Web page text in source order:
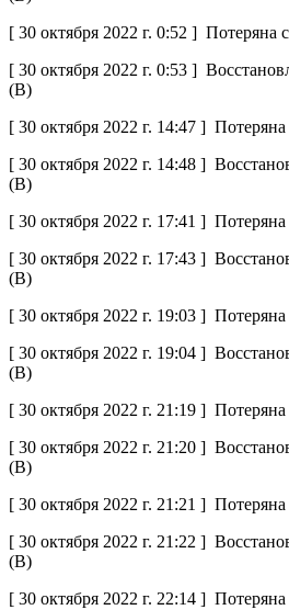
[ 30 октября 2022 г. 0:52 ] Потеряна
[ 30 октября 2022 г. 0:53 ]
(B)
[ 30 октября 2022 г. 14:47 ]
[ 30 октября 2022 г. 14:48 ]
(B)
[ 30 октября 2022 г. 17:41 ]
[ 30 октября 2022 г. 17:43 ]
(B)
[ 30 октября 2022 г. 19:03 ]
[ 30 октября 2022 г. 19:04 ]
(B)
[ 30 октября 2022 г. 21:19 ]
[ 30 октября 2022 г. 21:20 ]
(B)
[ 30 октября 2022 г. 21:21 ]
[ 30 октября 2022 г. 21:22 ]
(B)
[ 30 октября 2022 г. 22:14 ]